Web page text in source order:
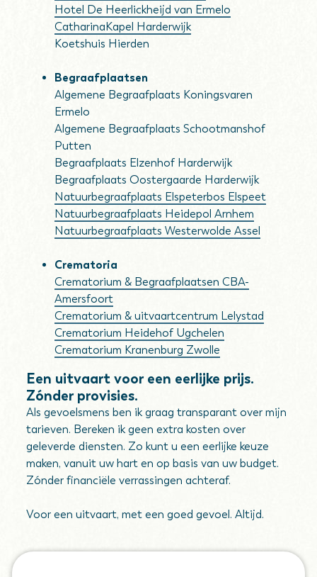
Hotel De Heerlickheijd van Ermelo
CatharinaKapel Harderwijk
Koetshuis Hierden
Begraafplaatsen
Algemene Begraafplaats Koningsvaren
Ermelo
Algemene Begraafplaats Schootmanshof
Putten
Begraafplaats Elzenhof Harderwijk
Begraafplaats Oostergaarde Harderwijk
Natuurbegraafplaats Elspeterbos Elspeet
Natuurbegraafplaats Heidepol Arnhem
Natuurbegraafplaats Westerwolde Assel
Crematoria
Crematorium & Begraafplaatsen CBA-
Amersfoort
Crematorium & uitvaartcentrum Lelystad
Crematorium Heidehof Ugchelen
Crematorium Kranenburg Zwolle
Een uitvaart voor een eerlijke prijs.
Zónder provisies.
Als gevoelsmens ben ik graag transparant over mijn
tarieven. Bereken ik geen extra kosten over
geleverde diensten. Zo kunt u een eerlijke keuze
maken, vanuit uw hart en op basis van uw budget.
Zónder financiële verrassingen achteraf.
Voor een uitvaart, met een goed gevoel. Altijd.